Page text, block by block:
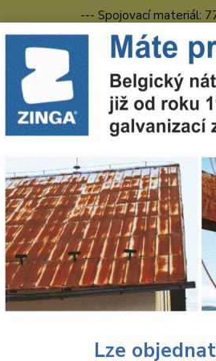
--- Spojovací materiál:
s.r.o. ZINGA Fotogalerie z výstav
nátěry
nejnižší cenu
pro kutily a
Úvod
Lze